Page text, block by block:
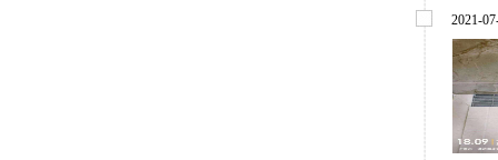
2021-07